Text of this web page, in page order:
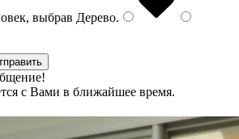
выбрав Дерево.
с Вами в ближайшее время.